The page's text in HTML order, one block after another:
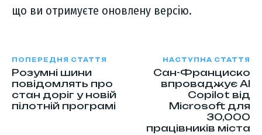
що ви отримуєте оновлену версію.
ПОПЕРЕДНЯ СТАТТЯ
Розумні шини
повідомлять про
стан доріг у новій
пілотній програмі
НАСТУПНА СТАТТЯ
Сан-Франциско
впроваджує AI
Copilot від
Microsoft для
30,000
працівників міста